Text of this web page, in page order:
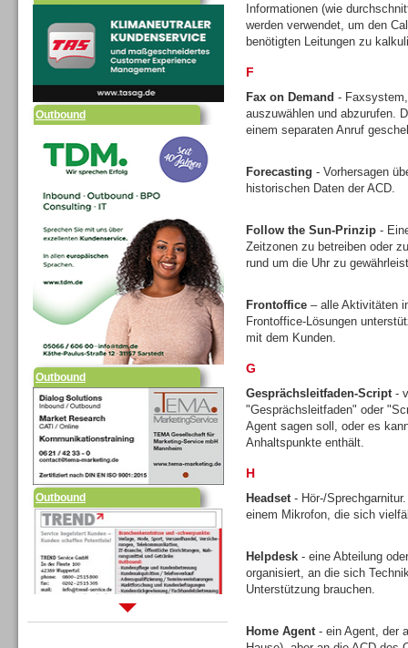
Outbound
Sprachdialogsysteme u. Ki/
Sprachassistenten
Informationen (wie
werden verwendet, um den
benötigten Leitungen zu
F
Fax on Demand -
auszuwählen und abzurufen.
einem separaten Anruf
Forecasting - Vorhersagen
historischen Daten der ACD.
Follow the Sun-Prinzip -
Zeitzonen zu betreiben oder
rund um die Uhr zu
Frontoffice – alle Aktivitäten
Frontoffice-Lösungen
mit dem Kunden.
G
Gesprächsleitfaden-Script-
"Gesprächsleitfaden" oder
Agent sagen soll, oder es
Anhaltspunkte enthält.
H
Headset- Hör-/
einem Mikrofon, die sich
Helpdesk - eine Abteilung
organisiert, an die sich
Unterstützung brauchen.
Home Agent- ein Agent, der